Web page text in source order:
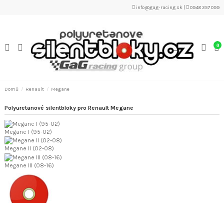
info@gag-racing.sk 0948 357 099
0
Domů Renault Megane
Polyuretanové silentbloky pro Renault Megane
Megane I (95-02)
Megane II (02-08)
Megane III (08-16)